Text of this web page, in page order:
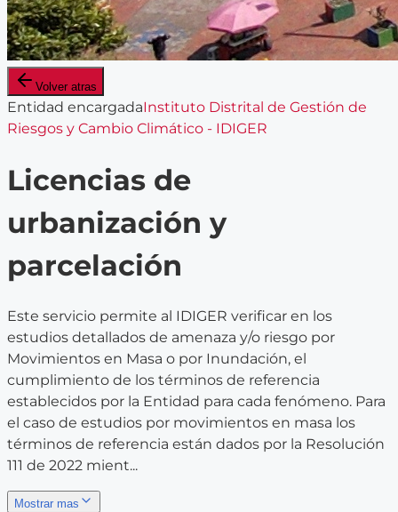
Volver atras
Entidad encargadaInstituto Distrital de Gestión de
Riesgos y Cambio Climático - IDIGER
Licencias de
urbanización y
parcelación
Este servicio permite al IDIGER verificar en los
estudios detallados de amenaza y/o riesgo por
Movimientos en Masa o por Inundación, el
cumplimiento de los términos de referencia
establecidos por la Entidad para cada fenómeno. Para
el caso de estudios por movimientos en masa los
términos de referencia están dados por la Resolución
111 de 2022 mient...
Mostrar mas